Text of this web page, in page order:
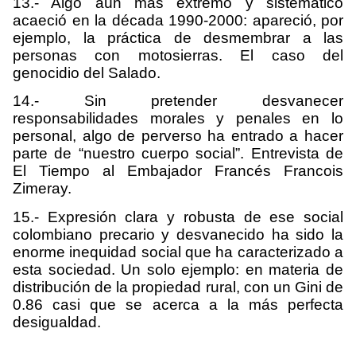
acaeció en la década 1990-2000: apareció, por
ejemplo, la práctica de desmembrar a las
personas con motosierras. El caso del
genocidio del Salado.
14.- Sin pretender desvanecer
responsabilidades morales y penales en lo
personal, algo de perverso ha entrado a hacer
parte de “nuestro cuerpo social”. Entrevista de
El Tiempo al Embajador Francés Francois
Zimeray.
15.- Expresión clara y robusta de ese social
colombiano precario y desvanecido ha sido la
enorme inequidad social que ha caracterizado a
esta sociedad. Un solo ejemplo: en materia de
distribución de la propiedad rural, con un Gini de
0.86 casi que se acerca a la más perfecta
desigualdad.